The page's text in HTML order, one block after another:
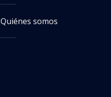
Quiénes somos